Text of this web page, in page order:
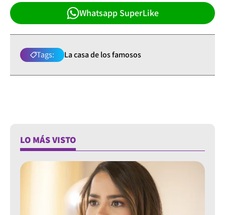
Whatsapp SuperLike
Tags: La casa de los famosos
LO MÁS VISTO